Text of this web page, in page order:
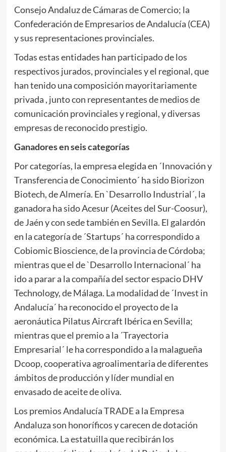
Consejo Andaluz de Cámaras de Comercio; la
Confederación de Empresarios de Andalucía (CEA)
y sus representaciones provinciales.
Todas estas entidades han participado de los
respectivos jurados, provinciales y el regional, que
han tenido una composición mayoritariamente
privada , junto con representantes de medios de
comunicación provinciales y regional, y diversas
empresas de reconocido prestigio.
Ganadores en seis categorías
Por categorías, la empresa elegida en ´Innovación y
Transferencia de Conocimiento´ ha sido Biorizon
Biotech, de Almería. En `Desarrollo Industrial´, la
ganadora ha sido Acesur (Aceites del Sur-Coosur),
de Jaén y con sede también en Sevilla. El galardón
en la categoría de ´Startups´ ha correspondido a
Cobiomic Bioscience, de la provincia de Córdoba;
mientras que el de `Desarrollo Internacional´ ha
ido a parar a la compañía del sector espacio DHV
Technology, de Málaga. La modalidad de ´Invest in
Andalucía´ ha reconocido el proyecto de la
aeronáutica Pilatus Aircraft Ibérica en Sevilla;
mientras que el premio a la ´Trayectoria
Empresarial´ le ha correspondido a la malagueña
Dcoop, cooperativa agroalimentaria de diferentes
ámbitos de producción y líder mundial en
envasado de aceite de oliva.
Los premios Andalucía TRADE a la Empresa
Andaluza son honoríficos y carecen de dotación
económica. La estatuilla que recibirán los